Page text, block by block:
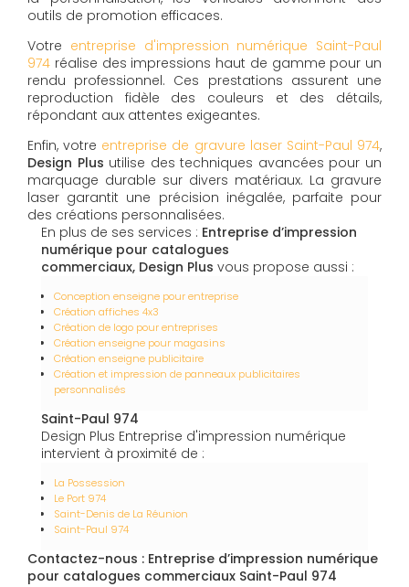
outils de promotion efficaces.
Votre entreprise d'impression numérique Saint-Paul
974 réalise des impressions haut de gamme pour un
rendu professionnel. Ces prestations assurent une
reproduction fidèle des couleurs et des détails,
répondant aux attentes exigeantes.
Enfin, votre entreprise de gravure laser Saint-Paul 974,
Design Plus utilise des techniques avancées pour un
marquage durable sur divers matériaux. La gravure
laser garantit une précision inégalée, parfaite pour
des créations personnalisées.
En plus de ses services : Entreprise d’impression
numérique pour catalogues
commerciaux, Design Plus vous propose aussi :
Conception enseigne pour entreprise
Création affiches 4x3
Création de logo pour entreprises
Création enseigne pour magasins
Création enseigne publicitaire
Création et impression de panneaux publicitaires
personnalisés
Saint-Paul 974
Design Plus Entreprise d'impression numérique
intervient à proximité de :
La Possession
Le Port 974
Saint-Denis de La Réunion
Saint-Paul 974
Contactez-nous : Entreprise d’impression numérique
pour catalogues commerciaux Saint-Paul 974